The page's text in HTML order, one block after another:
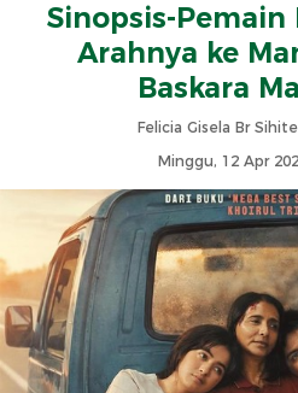
Sinopsis-Pemain
Arahnya ke
Baskara
Felicia Gisela Br
Minggu, 12 Apr